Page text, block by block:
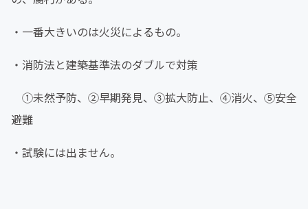
・一番大きいのは火災によるもの。
・消防法と建築基準法のダブルで対策
①未然予防、②早期発見、③拡大防止、④消火、⑤安全
避難
・試験には出ません。